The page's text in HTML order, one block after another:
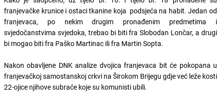
franjevačke krunice i ostaci tkanine koja podsjeća na habit. Jedan od
franjevaca, po nekim drugim pronađenim predmetima i
svjedočanstvima svjedoka, trebao bi biti fra Slobodan Lončar, a drugi
bi mogao biti fra Paško Martinac ili fra Martin Sopta.
Nakon obavljene DNK analize dvojica franjevaca bit će pokopana u
franjevačkoj samostanskoj crkvi na Širokom Brijegu gdje već leže kosti
22-ojice njihove subraće koje su komunisti ubili.